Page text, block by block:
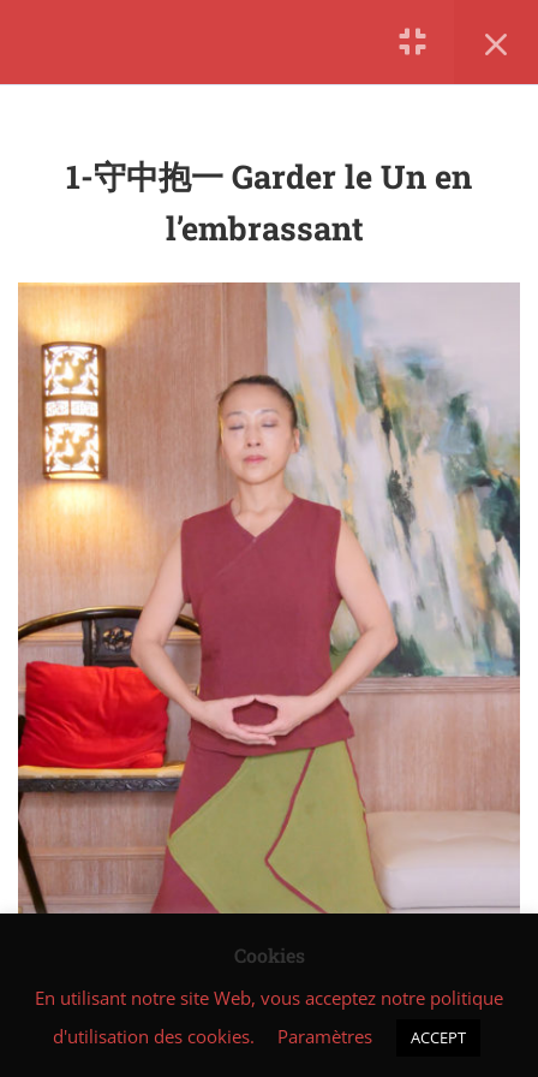
1-守中抱一 Garder le Un en
l’énergie à sa source
originelle
1.23-乌龙探爪 Le Dragon noir
sort ses griffes
1.34-双龙戏珠 Deux dragons
s’amusent avec une boule
5-飞龙在天 Le dragon
s’envole avec les nuages
1.56-潜龙入海 Le dragon caché
entre dans la mer
1.6 7-青龙游春 Le dragon vert
voyage au printemps
8-收势 Fermeture
DÉFI DU DRAGON - CYCLE
1-守中抱一 Garder le Un en
l’embrassant
Suivant
info@keweninstitute.com
Du lundi au vendredi
LINKS
Les Temps du Corps
Tao Diffusion
SUIVEZ NOUS
Facebook
Instagram
Vous êtes actuellement connecté au site
keweninstitute.comqui est édité par KE Wen Institute.
Politique de confidentialité
Cookies
En utilisant notre site Web, vous acceptez notre politique
d'utilisation des cookies.
Paramètres ACCEPT